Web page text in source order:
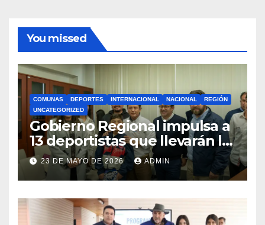
You missed
COMUNAS DEPORTES INTERNACIONAL NACIONAL
REGIÓN
UNCATEGORIZED
Gobierno Regional impulsa a
13 deportistas que llevarán la
bandera maulina a
competencias
internacionales
23 DE MAYO DE 2026 ADMIN